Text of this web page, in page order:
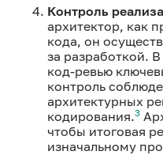
Контроль
архитектор, как
кода, он
за разработкой.
код-ревью
контроль
архитектурных
кодирования.3
чтобы итоговая
изначальному